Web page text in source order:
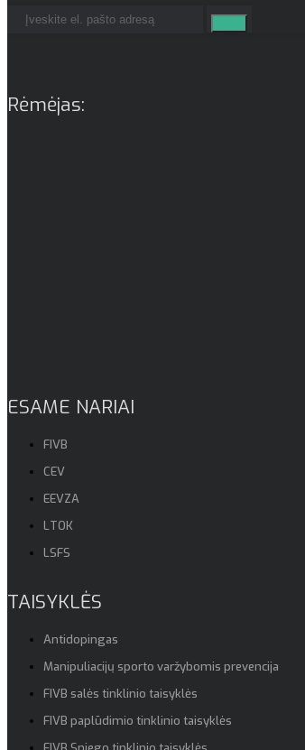
Rėmėjas:
ESAME NARIAI
FIVB
CEV
EEVZA
LTOK
LSFS
TAISYKLĖS
Antidopingas
Manipuliacijų sporto varžybomis prevencija
FIVB salės tinklinio taisyklės
FIVB paplūdimio tinklinio taisyklės